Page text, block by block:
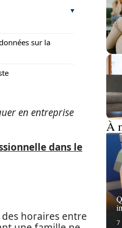
sur la
en entreprise
dans le
horaires entre
À
7